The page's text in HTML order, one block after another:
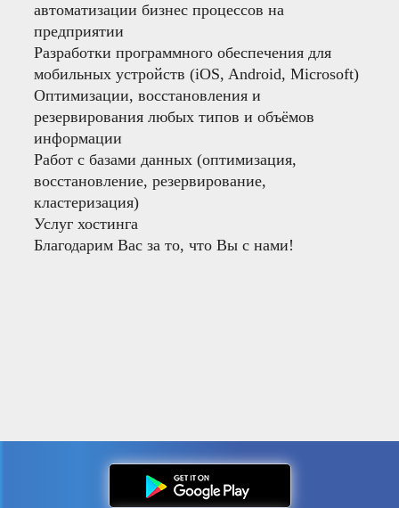
автоматизации бизнес процессов на
предприятии
Разработки программного обеспечения для
мобильных устройств (iOS, Android, Microsoft)
Оптимизации, восстановления и
резервирования любых типов и объёмов
информации
Работ с базами данных (оптимизация,
восстановление, резервирование,
кластеризация)
Услуг хостинга
Благодарим Вас за то, что Вы с нами!